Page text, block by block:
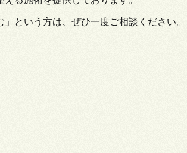
」という方は、ぜひ一度ご相談ください。